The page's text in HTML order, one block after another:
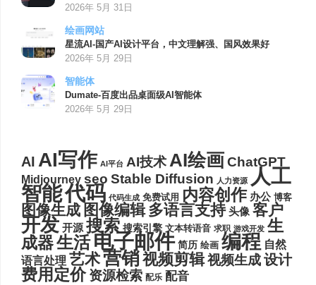
2026年 5月 31日
绘画网站
星流AI-国产AI设计平台，中文理解强、国风效果好
2026年 5月 29日
智能体
Dumate-百度出品桌面级AI智能体
2026年 5月 29日
AI AI写作 AI平台 AI技术AI绘画ChatGPT
Midjourney seo Stable Diffusion 人力资源 人工
智能代码 代码生成 免费试用 内容创作 办公 博客
图像生成 图像编辑 多语言支持 头像 客户
开发 开源 搜索 搜索引擎 文本转语音 求职 游戏开发 生
成器生活电子邮件 简历 绘画 编程 自然
语言处理 艺术营销视频剪辑视频生成设计
费用定价 资源检索 配乐 配音